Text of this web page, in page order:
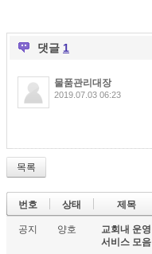
댓글 1
물품관리대장
2019.07.03 06:23
목록
번호 상태 제목
공지 양호
교회내 운영
서비스 모음